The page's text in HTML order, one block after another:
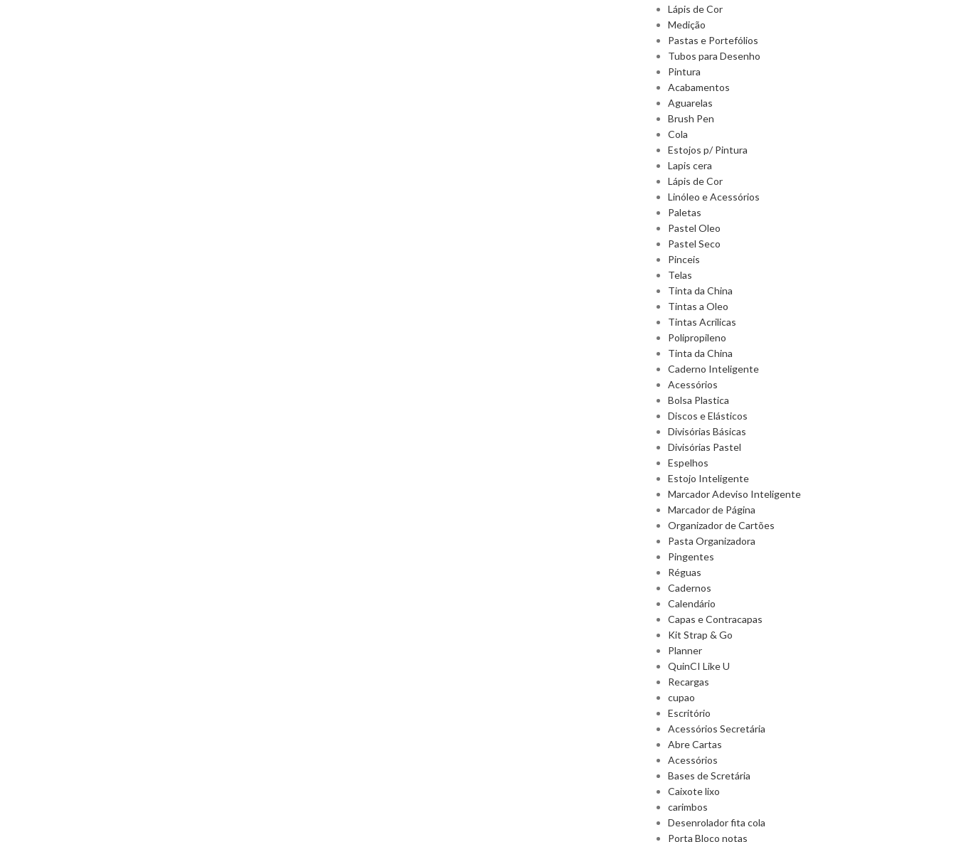
Lápis de Cor
Medição
Pastas e Portefólios
Tubos para Desenho
Pintura
Acabamentos
Aguarelas
Brush Pen
Cola
Estojos p/ Pintura
Lapis cera
Lápis de Cor
Linóleo e Acessórios
Paletas
Pastel Oleo
Pastel Seco
Pinceis
Telas
Tinta da China
Tintas a Oleo
Tintas Acrilicas
Polipropileno
Tinta da China
Caderno Inteligente
Acessórios
Bolsa Plastica
Discos e Elásticos
Divisórias Básicas
Divisórias Pastel
Espelhos
Estojo Inteligente
Marcador Adeviso Inteligente
Marcador de Página
Organizador de Cartões
Pasta Organizadora
Pingentes
Réguas
Cadernos
Calendário
Capas e Contracapas
Kit Strap & Go
Planner
QuinCI Like U
Recargas
cupao
Escritório
Acessórios Secretária
Abre Cartas
Acessórios
Bases de Scretária
Caixote lixo
carimbos
Desenrolador fita cola
Porta Bloco notas